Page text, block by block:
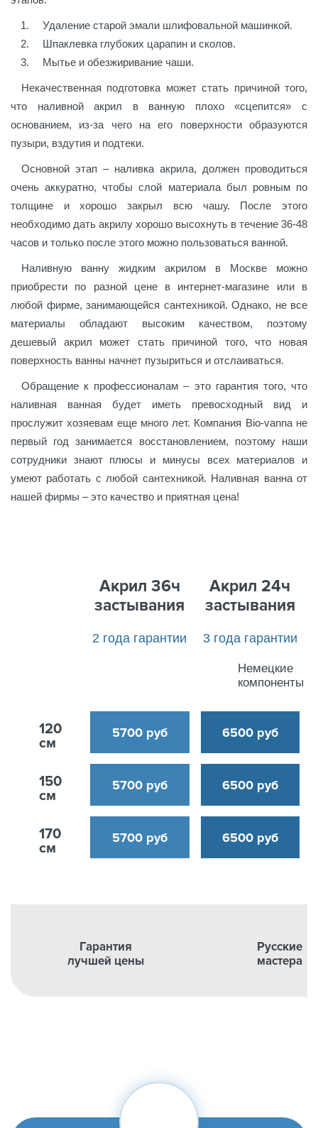
Удаление старой эмали шлифовальной машинкой.
Шпаклевка глубоких царапин и сколов.
Мытье и обезжиривание чаши.
Некачественная подготовка может стать причиной того,
что наливной акрил в ванную плохо «сцепится» с
основанием, из-за чего на его поверхности образуются
пузыри, вздутия и подтеки.
Основной этап – наливка акрила, должен проводиться
очень аккуратно, чтобы слой материала был ровным по
толщине и хорошо закрыл всю чашу. После этого
необходимо дать акрилу хорошо высохнуть в течение 36-48
часов и только после этого можно пользоваться ванной.
Наливную ванну жидким акрилом в Москве можно
приобрести по разной цене в интернет-магазине или в
любой фирме, занимающейся сантехникой. Однако, не все
материалы обладают высоким качеством, поэтому
дешевый акрил может стать причиной того, что новая
поверхность ванны начнет пузыриться и отслаиваться.
Обращение к профессионалам – это гарантия того, что
наливная ванная будет иметь превосходный вид и
прослужит хозяевам еще много лет. Компания Bio-vanna не
первый год занимается восстановлением, поэтому наши
сотрудники знают плюсы и минусы всех материалов и
умеют работать с любой сантехникой. Наливная ванна от
нашей фирмы – это качество и приятная цена!
Акрил 36ч
застывания
2 года гарантии
Акрил 24ч
застывания
3 года гарантии
Немецкие
компоненты
120
см
5700 руб 6500 руб
150
см
5700 руб 6500 руб
170
см
5700 руб 6500 руб
Гарантия
лучшей цены
Русские
мастера